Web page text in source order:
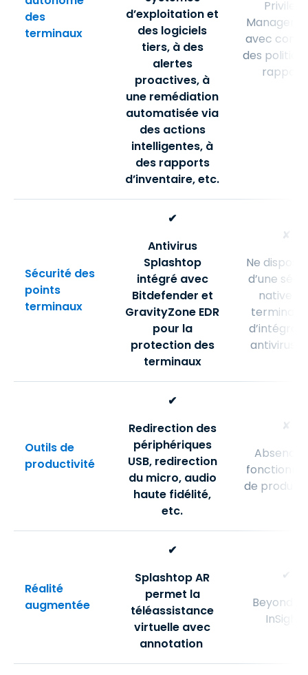
des
terminaux
d’exploitation et
des logiciels
tiers, à des
alertes
proactives, à
une remédiation
automatisée via
des actions
intelligentes, à
des rapports
d’inventaire, etc.
avec
des
Sécurité des
points
terminaux
✔
Antivirus
Splashtop
intégré avec
Bitdefender et
GravityZone EDR
pour la
protection des
terminaux
✘
Ne dispose
d’une
native
terminaux
antivirus/
Outils de
productivité
✔
Redirection des
périphériques
USB, redirection
du micro, audio
haute fidélité,
etc.
✘
Absence
de
Réalité
augmentée
✔
Splashtop AR
permet la
téléassistance
virtuelle avec
annotation
✔
InSights